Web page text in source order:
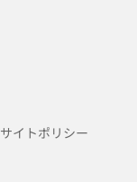
サイトポリシー